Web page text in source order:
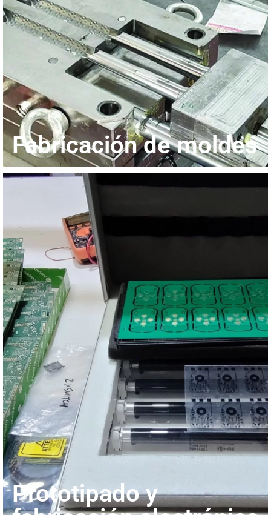
Fabricación de moldes
Prototipado y